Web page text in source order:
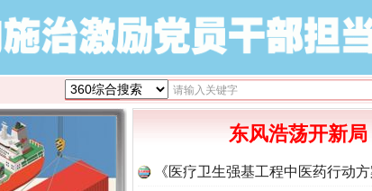
东风浩荡开新局
《医疗卫生强基工程中医药行动